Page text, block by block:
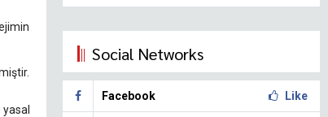
Social Networks
Facebook Like